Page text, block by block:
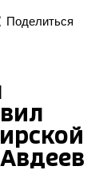
Поделиться